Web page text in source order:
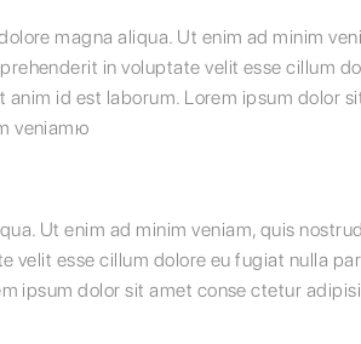
magna aliqua. Ut enim ad minim
in voluptate velit esse cillum
id est laborum. Lorem ipsum
veniamю
Ut enim ad minim veniam, quis
velit esse cillum dolore eu fugiat nulla
ipsum dolor sit amet conse ctetur